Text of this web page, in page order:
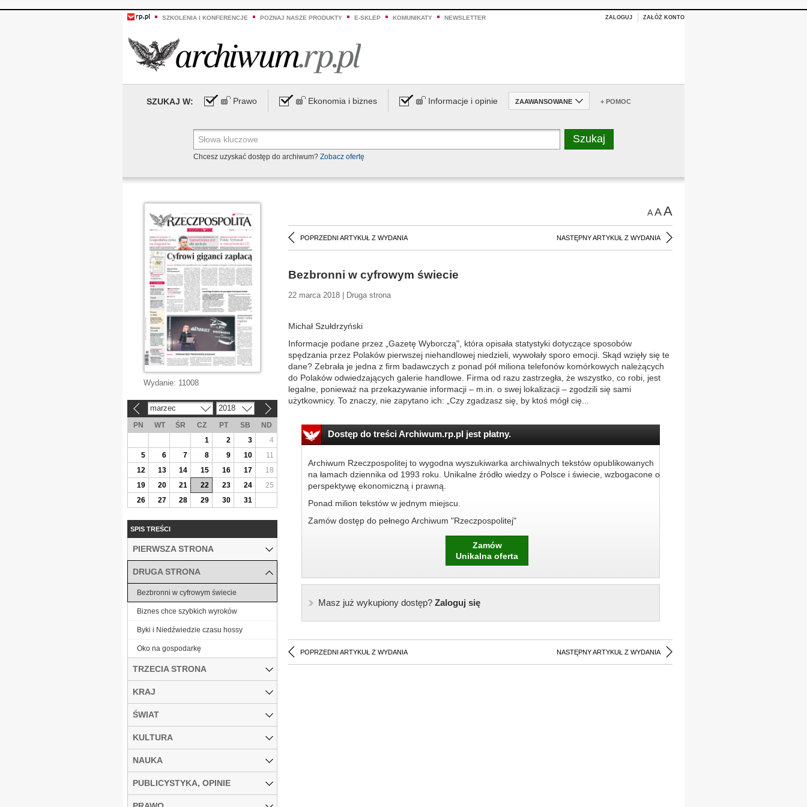
SZKOLENIA I KONFERENCJE POZNAJ NASZE PRODUKTY E-SKLEP KOMUNIKATY NEWSLETTER ZALOGUJ ZAŁÓŻ KONTO
SZUKAJ W: Prawo Ekonomia i biznes Informacje i opinie ZAAWANSOWANE + POMOC
Chcesz uzyskać dostęp do archiwum? Zobacz ofertę
AAA
POPRZEDNI ARTYKUŁ Z WYDANIA NASTĘPNY ARTYKUŁ Z WYDANIA
Bezbronni w cyfrowym świecie
22 marca 2018 | Druga strona
Michał Szułdrzyński
Informacje podane przez „Gazetę Wyborczą", która opisała statystyki dotyczące sposobów
spędzania przez Polaków pierwszej niehandlowej niedzieli, wywołały sporo emocji. Skąd wzięły się te
dane? Zebrała je jedna z firm badawczych z ponad pół miliona telefonów komórkowych należących
do Polaków odwiedzających galerie handlowe. Firma od razu zastrzegła, że wszystko, co robi, jest
legalne, ponieważ na przekazywanie informacji – m.in. o swej lokalizacji – zgodzili się sami
użytkownicy. To znaczy, nie zapytano ich: „Czy zgadzasz się, by ktoś mógł cię...
Dostęp do treści Archiwum.rp.pl jest płatny.
Archiwum Rzeczpospolitej to wygodna wyszukiwarka archiwalnych tekstów opublikowanych
na łamach dziennika od 1993 roku. Unikalne źródło wiedzy o Polsce i świecie, wzbogacone o
perspektywę ekonomiczną i prawną.
Ponad milion tekstów w jednym miejscu.
Zamów dostęp do pełnego Archiwum "Rzeczpospolitej"
Zamów
Unikalna oferta
Masz już wykupiony dostęp?Zaloguj się
POPRZEDNI ARTYKUŁ Z WYDANIA NASTĘPNY ARTYKUŁ Z WYDANIA
Wydanie: 11008
marzec 2018
PN WT ŚR CZ PT SB
ND
1
2 3
4
5
6 7 8 9 10
11
12
13 14 15 16 17
18
19
20 21 22 23 24
25
26
27 28 29 30 31
SPIS TREŚCI
PIERWSZA STRONA
DRUGA STRONA
Bezbronni w cyfrowym świecie
Biznes chce szybkich wyroków
Byki i Niedźwiedzie czasu hossy
Oko na gospodarkę
TRZECIA STRONA
KRAJ
ŚWIAT
KULTURA
NAUKA
PUBLICYSTYKA, OPINIE